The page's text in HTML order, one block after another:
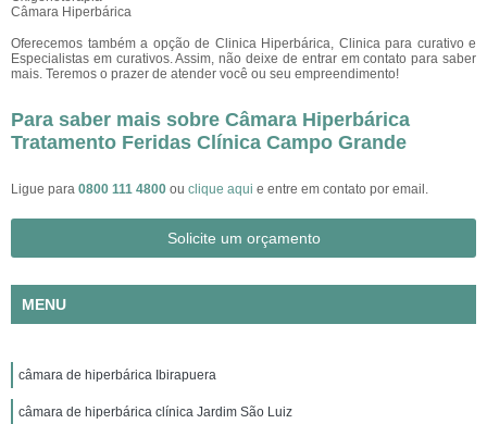
Câmara Hiperbárica
Oferecemos também a opção de Clinica Hiperbárica, Clinica para curativo e
Especialistas em curativos. Assim, não deixe de entrar em contato para saber
mais. Teremos o prazer de atender você ou seu empreendimento!
Para saber mais sobre Câmara Hiperbárica
Tratamento Feridas Clínica Campo Grande
Ligue para 0800 111 4800 ou clique aqui e entre em contato por email.
Solicite um orçamento
MENU
câmara de hiperbárica Ibirapuera
câmara de hiperbárica clínica Jardim São Luiz